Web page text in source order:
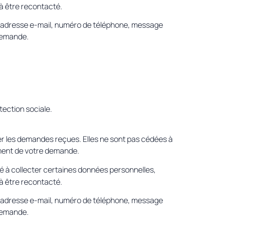
être recontacté.
e-mail, numéro de téléphone, message
sociale.
demandes reçues. Elles ne sont pas cédées à
de votre demande.
à collecter certaines données personnelles,
être recontacté.
e-mail, numéro de téléphone, message